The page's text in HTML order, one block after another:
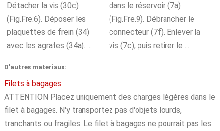
Détacher la vis (30c)
(Fig.Fre.6). Déposer les
plaquettes de frein (34)
avec les agrafes (34a). ...
dans le réservoir (7a)
(Fig.Fre.9). Débrancher le
connecteur (7f). Enlever la
vis (7c), puis retirer le ...
D'autres materiaux:
Filets à bagages
ATTENTION Placez uniquement des charges légères dans le
filet à bagages. N'y transportez pas d'objets lourds,
tranchants ou fragiles. Le filet à bagages ne pourrait pas les